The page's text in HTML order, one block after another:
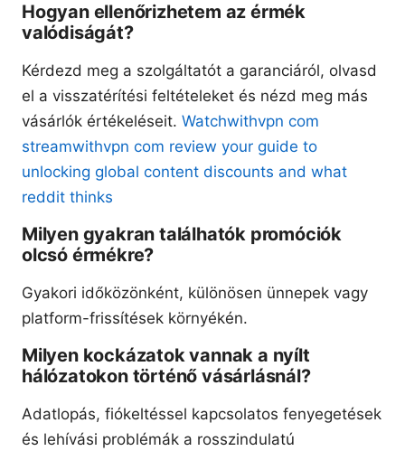
Hogyan ellenőrizhetem az érmék
valódiságát?
Kérdezd meg a szolgáltatót a garanciáról, olvasd
el a visszatérítési feltételeket és nézd meg más
vásárlók értékeléseit. Watchwithvpn com
streamwithvpn com review your guide to
unlocking global content discounts and what
reddit thinks
Milyen gyakran találhatók promóciók
olcsó érmékre?
Gyakori időközönként, különösen ünnepek vagy
platform-frissítések környékén.
Milyen kockázatok vannak a nyílt
hálózatokon történő vásárlásnál?
Adatlopás, fiókeltéssel kapcsolatos fenyegetések
és lehívási problémák a rosszindulatú